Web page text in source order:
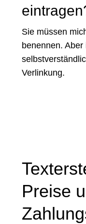
Sie müssen
benennen.
Verlinkung.
Preise